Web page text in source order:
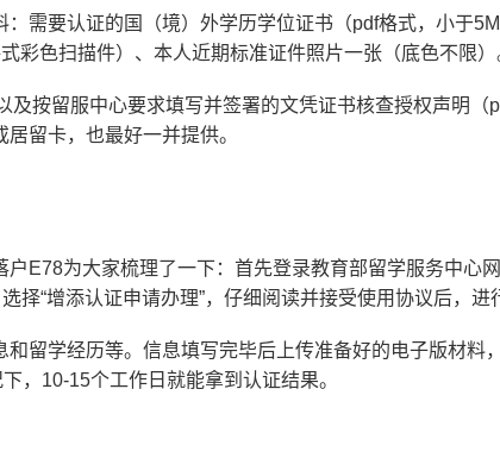
需要认证的国（境）外学历学位证书（pdf格式，小于
彩色扫描件）、本人近期标准证件照片一张（底色不限）
及按留服中心要求填写并签署的文凭证书核查授权声明（
留卡，也最好一并提供。
E78为大家梳理了一下：首先登录教育部留学服务中心
择“增添认证申请办理”，仔细阅读并接受使用协议后，进
留学经历等。信息填写完毕后上传准备好的电子版材料
，10-15个工作日就能拿到认证结果。